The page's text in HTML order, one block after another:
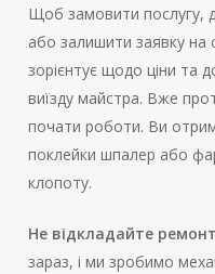
Щоб замовити послугу,
або залишити заявку на
зорієнтує щодо ціни та
виїзду майстра. Вже
почати роботи. Ви
поклейки шпалер або
клопоту.
Не відкладайте
зараз, і ми зробимо